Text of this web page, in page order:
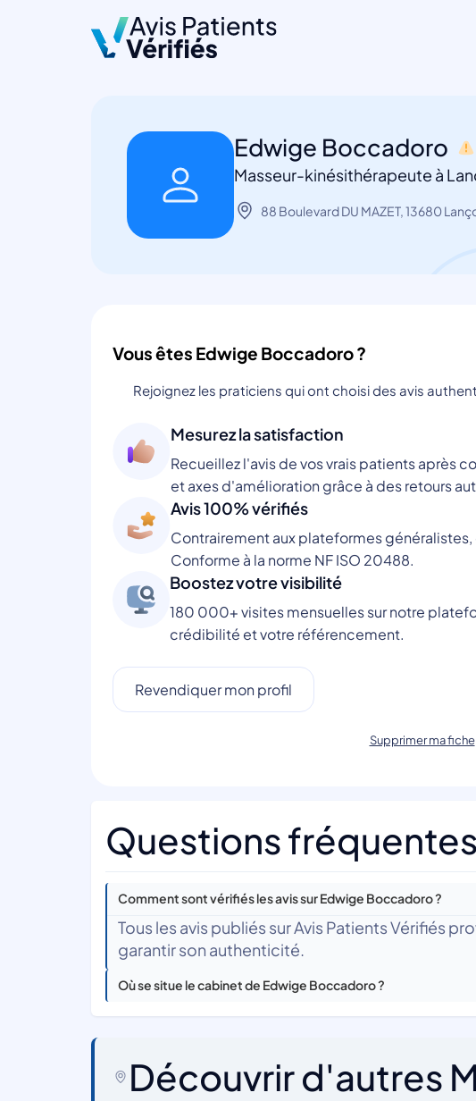
Edwige Boccadoro
Masseur-kinésithérapeute à
88 Boulevard DU MAZET, 13680
Vous êtes Edwige Boccadoro ?
Rejoignez les praticiens qui ont choisi des avis
Mesurez la satisfaction
Recueillez l'avis de vos vrais patients après
et axes d'amélioration grâce à des retours
Avis 100% vérifiés
Contrairement aux plateformes
Conforme à la norme NF ISO 20488.
Boostez votre visibilité
180 000+ visites mensuelles sur notre
crédibilité et votre référencement.
Revendiquer mon profil
Supprimer ma fiche
Questions
Comment sont vérifiés les avis sur Edwige Boccadoro ?
Tous les avis publiés sur Avis Patients Vérifiés
garantir son authenticité.
Où se situe le cabinet de Edwige Boccadoro ?
Découvrir d'autres